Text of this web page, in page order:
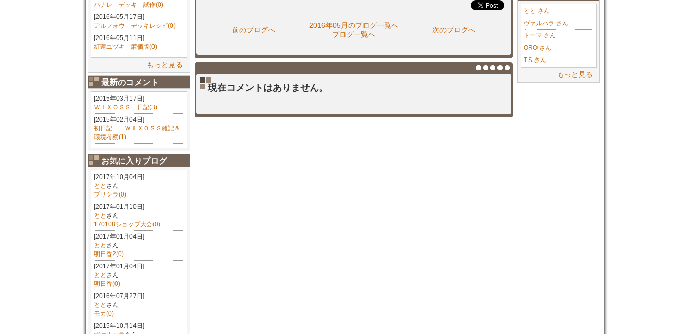
ハナレ デッキ 試作(0)
[2016年05月17日]
アルフォウ デッキレシピ(0)
[2016年05月11日]
紅蓮ユヅキ 廉価版(0)
もっと見る
最新のコメント
[2015年03月17日]
ＷＩＸＯＳＳ 日記(3)
[2015年02月04日]
初日記 ＷＩＸＯＳＳ雑記＆
環境考察(1)
お気に入りブログ
[2017年10月04日]
とと さん
プリシラ(0)
[2017年01月10日]
とと さん
170108ショップ大会(0)
[2017年01月04日]
とと さん
明日香2(0)
[2017年01月04日]
とと さん
明日香(0)
[2016年07月27日]
とと さん
モカ(0)
[2015年10月14日]
とと さん
ヴァルハラ さん
トーマ さん
ORO さん
T.S さん
もっと見る
前のブログへ
2016年05月のブログ一覧へ
ブログ一覧へ
次のブログへ
現在コメントはありません。